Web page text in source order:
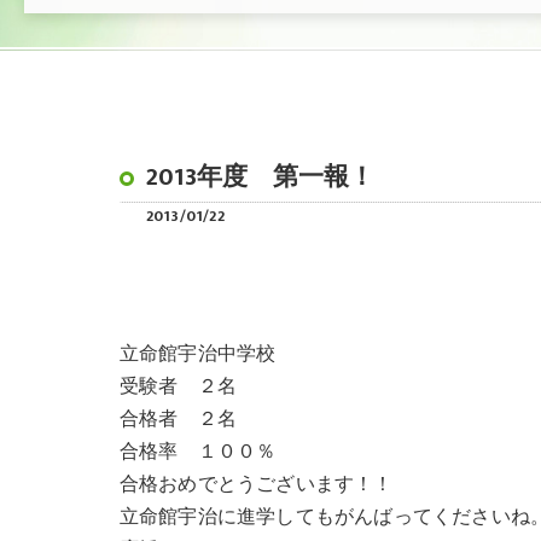
2013年度 第一報！
2013/01/22
立命館宇治中学校
受験者 ２名
合格者 ２名
合格率 １００％
合格おめでとうございます！！
立命館宇治に進学してもがんばってくださいね